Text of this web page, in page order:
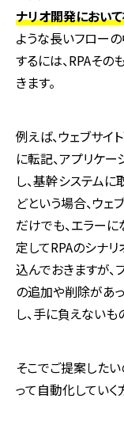
ナリオ開発におい
ような長いフローの
するには、RPAその
きます。
例えば、ウェブサイ
に転記、アプリケ
し、基幹システム
どという場合、ウ
だけでも、エラーに
定してRPAのシナ
込んでおきますが
の追加や削除があ
し、手に負えないも
そこでご提案した
って自動化していく